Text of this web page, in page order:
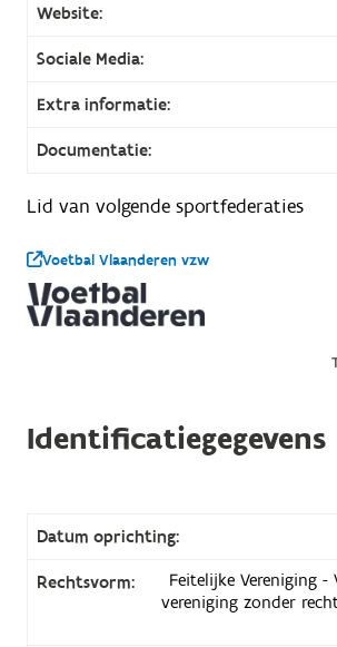
Website:
Sociale Media:
Extra informatie:
Documentatie:
Lid van volgende sportfederaties
Voetbal Vlaanderen vzw
Identificatiegegevens
Datum oprichting:
Rechtsvorm:
Feitelijke Vereniging
vereniging zonder